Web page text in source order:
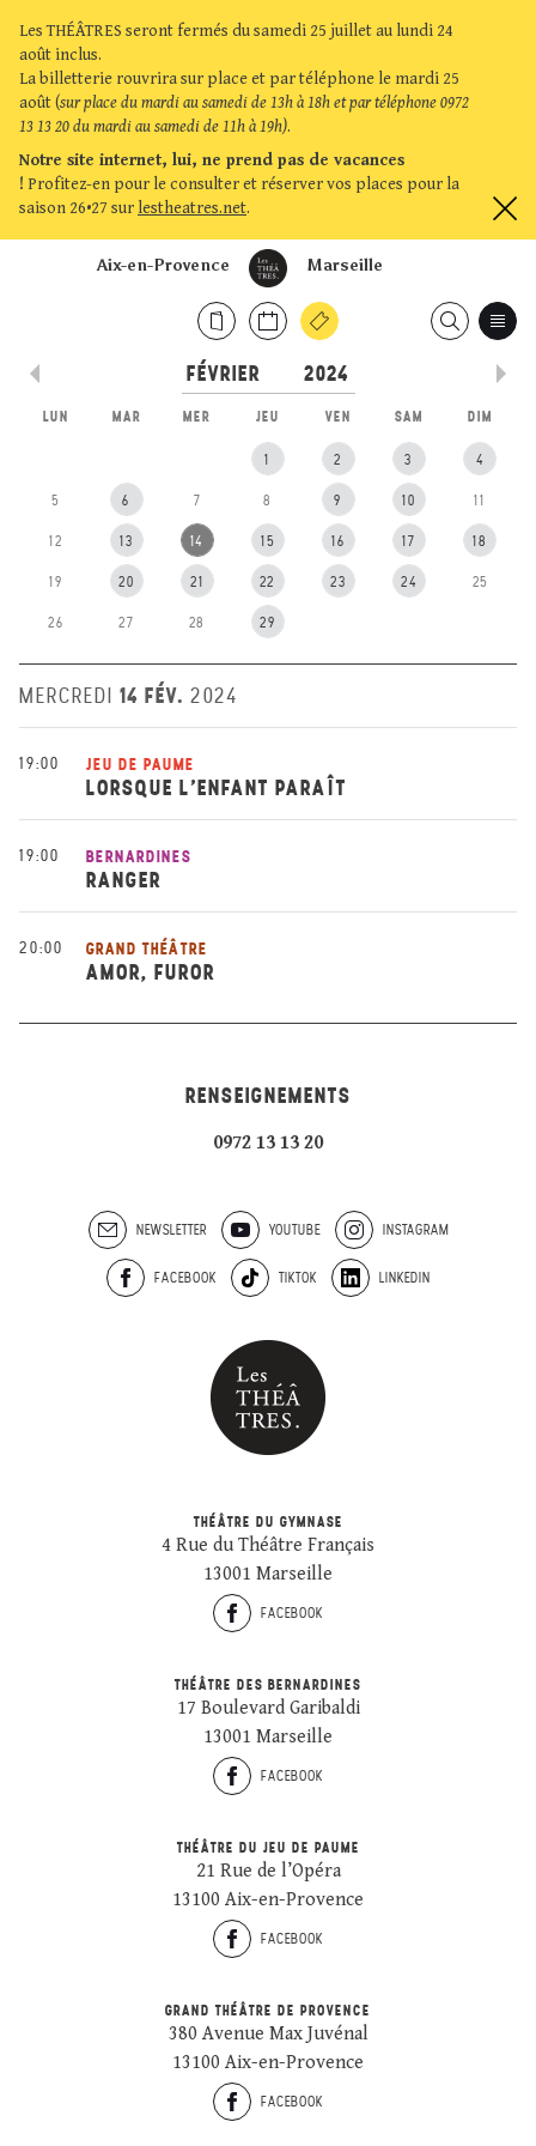
Les THÉÂTRES seront fermés du samedi 25 juillet au lundi 24
août inclus.
La billetterie rouvrira sur place et par téléphone le mardi 25
août (sur place du mardi au samedi de 13h à 18h et par téléphone 0972
13 13 20 du mardi au samedi de 11h à 19h).
Notre site internet, lui, ne prend pas de vacances
! Profitez-en pour le consulter et réserver vos places pour la
saison 26•27 sur lestheatres.net.
Marseille
Aix-en-Provence
LUN MAR MER JEU VEN SAM DIM
1 2 3 4
5 6 7 8 9 10 11
12 13 14 15 16 17 18
19 20 21 22 23 24 25
26 27 28 29
MERCREDI 14 FÉV. 2024
19:00 JEU DE PAUME
LORSQUE L’ENFANT PARAÎT
19:00 BERNARDINES
RANGER
20:00 GRAND THÉÂTRE
AMOR, FUROR
RENSEIGNEMENTS
0972 13 13 20
NEWSLETTER YOUTUBE INSTAGRAM
FACEBOOK TIKTOK LINKEDIN
THÉÂTRE DU GYMNASE
4 Rue du Théâtre Français
13001 Marseille
FACEBOOK
THÉÂTRE DES BERNARDINES
17 Boulevard Garibaldi
13001 Marseille
FACEBOOK
THÉÂTRE DU JEU DE PAUME
21 Rue de l’Opéra
13100 Aix-en-Provence
FACEBOOK
GRAND THÉÂTRE DE PROVENCE
380 Avenue Max Juvénal
13100 Aix-en-Provence
FACEBOOK